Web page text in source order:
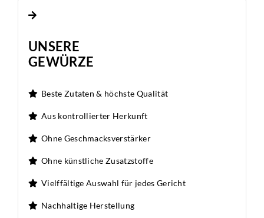
UNSERE
GEWÜRZE
Beste Zutaten & höchste Qualität
Aus kontrollierter Herkunft
Ohne Geschmacksverstärker
Ohne künstliche Zusatzstoffe
Vielffältige Auswahl für jedes Gericht
Nachhaltige Herstellung